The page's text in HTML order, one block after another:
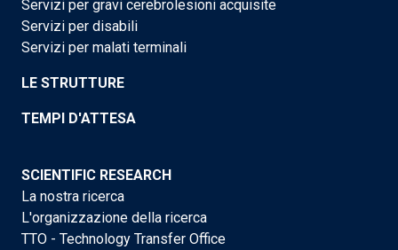
Servizi per gravi cerebrolesioni acquisite
Servizi per disabili
Servizi per malati terminali
LE STRUTTURE
TEMPI D'ATTESA
SCIENTIFIC RESEARCH
La nostra ricerca
L'organizzazione della ricerca
TTO - Technology Transfer Office